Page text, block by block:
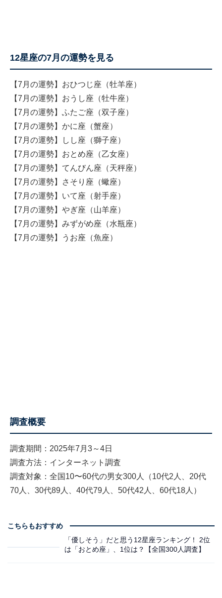
12星座の7月の運勢を見る
【7月の運勢】おひつじ座（牡羊座）
【7月の運勢】おうし座（牡牛座）
【7月の運勢】ふたご座（双子座）
【7月の運勢】かに座（蟹座）
【7月の運勢】しし座（獅子座）
【7月の運勢】おとめ座（乙女座）
【7月の運勢】てんびん座（天秤座）
【7月の運勢】さそり座（蠍座）
【7月の運勢】いて座（射手座）
【7月の運勢】やぎ座（山羊座）
【7月の運勢】みずがめ座（水瓶座）
【7月の運勢】うお座（魚座）
調査概要
調査期間：2025年7月3～4日
調査方法：インターネット調査
調査対象：全国10〜60代の男女300人（10代2人、20代
70人、30代89人、40代79人、50代42人、60代18人）
こちらもおすすめ
「優しそう」だと思う12星座ランキング！ 2位
は「おとめ座」、1位は？【全国300人調査】